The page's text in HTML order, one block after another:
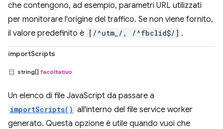
che contengono, ad esempio, parametri URL utilizzati
per monitorare l'origine del traffico. Se non viene fornito,
il valore predefinito è [/^utm_/, /^fbclid$/] .
importScripts
string[] facoltativo
Un elenco di file JavaScript da passare a
importScripts() all'interno del file service worker
generato. Questa opzione è utile quando vuoi che